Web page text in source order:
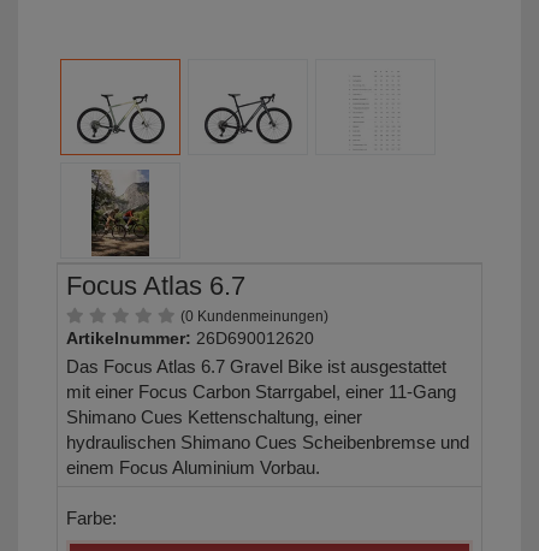
Focus Atlas 6.7
(0 Kundenmeinungen)
Artikelnummer: 26D690012620
Das Focus Atlas 6.7 Gravel Bike ist ausgestattet
mit einer Focus Carbon Starrgabel, einer 11-Gang
Shimano Cues Kettenschaltung, einer
hydraulischen Shimano Cues Scheibenbremse und
einem Focus Aluminium Vorbau.
Farbe: